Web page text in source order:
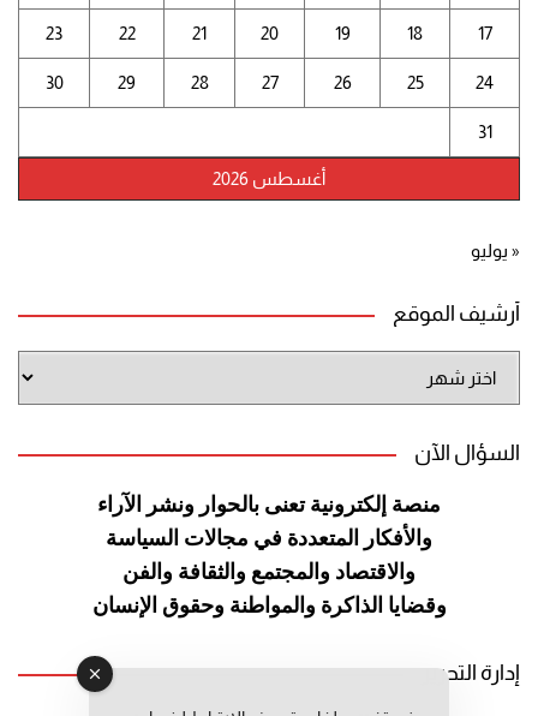
أغسطس 2026
17
18
19
20
21
22
23
24
25
26
27
28
29
30
31
« يوليو
أرشيف الموقع
الموقع
السؤال الآن
منصة إلكترونية تعنى بالحوار ونشر الآراء
والأفكار المتعددة في مجالات السياسة
والاقتصاد والمجتمع والثقافة والفن
وقضايا الذاكرة والمواطنة وحقوق الإنسان
إدارة التحرير